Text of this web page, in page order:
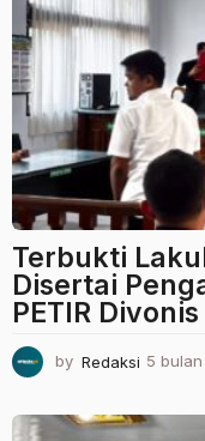
Terbukti
Disertai
PETIR
by Redaksi 5